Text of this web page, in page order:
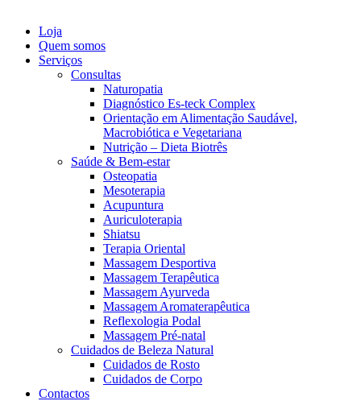
Loja
Quem somos
Serviços
Consultas
Naturopatia
Diagnóstico Es-teck Complex
Orientação em Alimentação Saudável,
Macrobiótica e Vegetariana
Nutrição – Dieta Biotrês
Saúde & Bem-estar
Osteopatia
Mesoterapia
Acupuntura
Auriculoterapia
Shiatsu
Terapia Oriental
Massagem Desportiva
Massagem Terapêutica
Massagem Ayurveda
Massagem Aromaterapêutica
Reflexologia Podal
Massagem Pré-natal
Cuidados de Beleza Natural
Cuidados de Rosto
Cuidados de Corpo
Contactos